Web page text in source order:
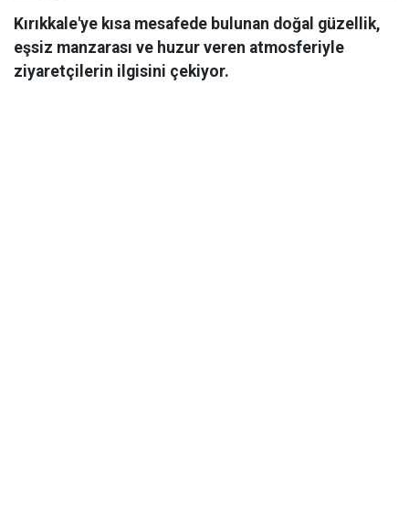
Kırıkkale'ye kısa mesafede bulunan doğal güzellik,
eşsiz manzarası ve huzur veren atmosferiyle
ziyaretçilerin ilgisini çekiyor.